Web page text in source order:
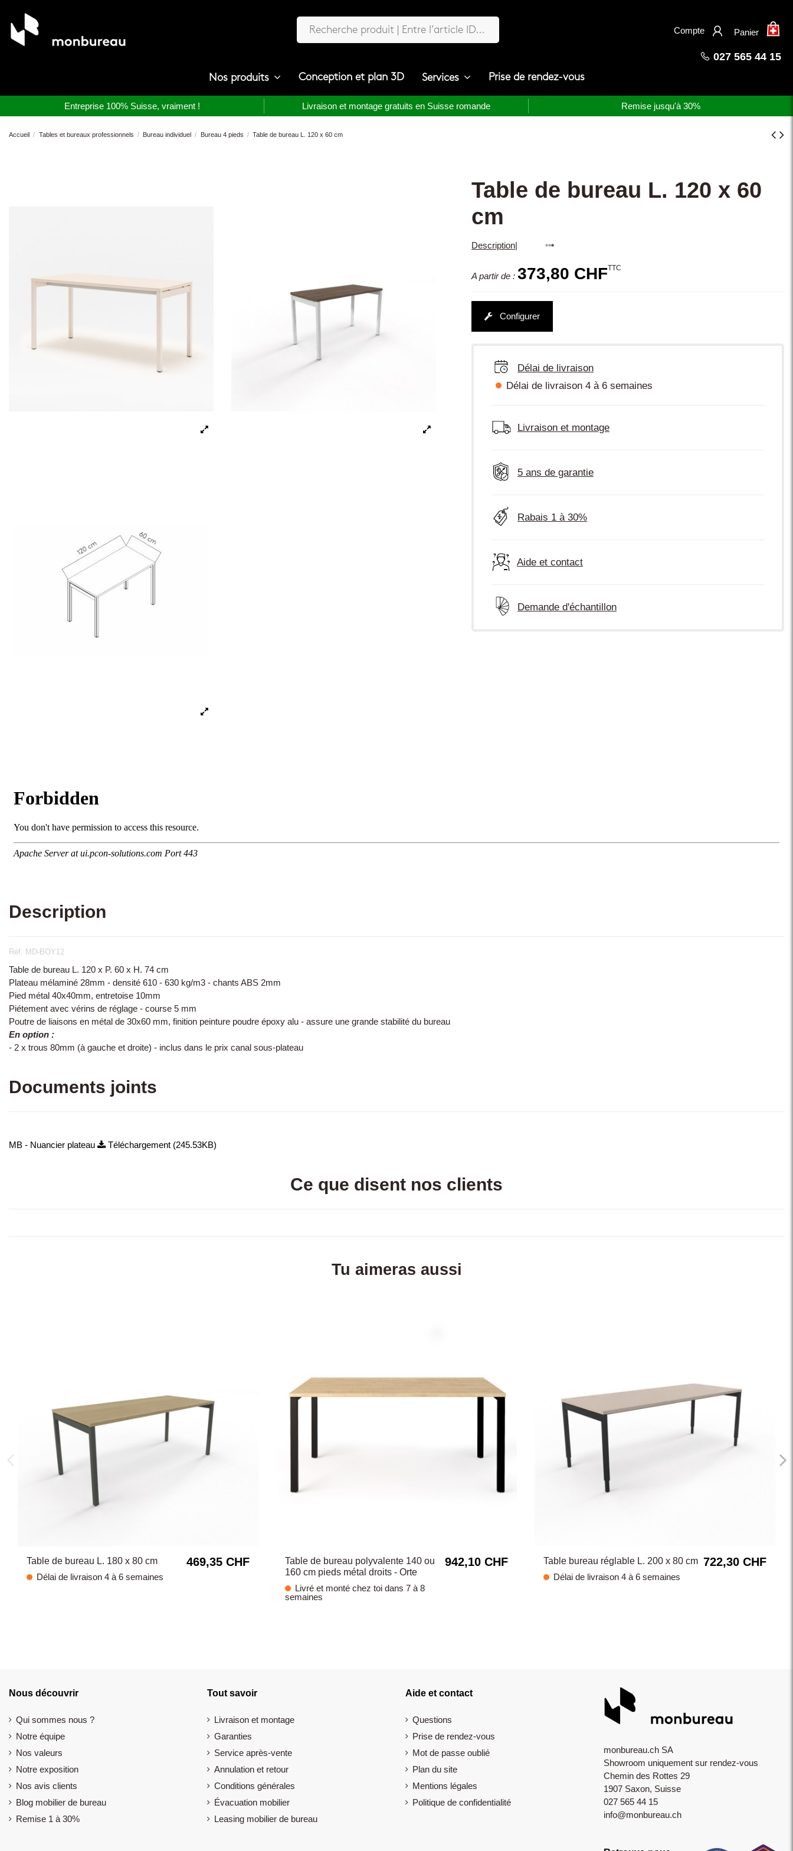
×
Compte Panier
027 565 44 15
Nos produits Conception et plan 3D Services Prise de rendez-vous
Entreprise 100% Suisse, vraiment ! Livraison et montage gratuits en Suisse romande Remise jusqu'à 30%
Accueil Tables et bureaux professionnels Bureau individuel Bureau 4 pieds Table de bureau L. 120 x 60 cm
Table de bureau L. 120 x 60
cm
Description|
A partir de : 373,80 CHFTTC
Configurer
Délai de livraison
Délai de livraison 4 à 6 semaines
Livraison et montage
5 ans de garantie
Rabais 1 à 30%
Aide et contact
Demande d'échantillon
Description
Réf. MD-BOY12
Table de bureau L. 120 x P. 60 x H. 74 cm
Plateau mélaminé 28mm - densité 610 - 630 kg/m3 - chants ABS 2mm
Pied métal 40x40mm, entretoise 10mm
Piétement avec vérins de réglage - course 5 mm
Poutre de liaisons en métal de 30x60 mm, finition peinture poudre époxy alu - assure une grande stabilité du bureau
En option :
- 2 x trous 80mm (à gauche et droite) - inclus dans le prix canal sous-plateau
Documents joints
MB - Nuancier plateau Téléchargement (245.53KB)
Ce que disent nos clients
Tu aimeras aussi
Table de bureau L. 180 x 80 cm
Délai de livraison 4 à 6 semaines
469,35 CHF
Table de bureau polyvalente 140 ou
160 cm pieds métal droits - Orte
Livré et monté chez toi dans 7 à 8
semaines
942,10 CHF
Table bureau réglable L. 200 x 80 cm
Délai de livraison 4 à 6 semaines
722,30 CHF
Nous découvrir
Qui sommes nous ?
Notre équipe
Nos valeurs
Notre exposition
Nos avis clients
Blog mobilier de bureau
Remise 1 à 30%
Tout savoir
Livraison et montage
Garanties
Service après-vente
Annulation et retour
Conditions générales
Évacuation mobilier
Leasing mobilier de bureau
Aide et contact
Questions
Prise de rendez-vous
Mot de passe oublié
Plan du site
Mentions légales
Politique de confidentialité
monbureau.ch SA
Showroom uniquement sur rendez-vous
Chemin des Rottes 29
1907 Saxon, Suisse
027 565 44 15
info@monbureau.ch